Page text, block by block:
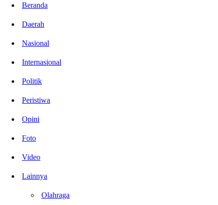
Beranda
Daerah
Nasional
Internasional
Politik
Peristiwa
Opini
Foto
Video
Lainnya
Olahraga